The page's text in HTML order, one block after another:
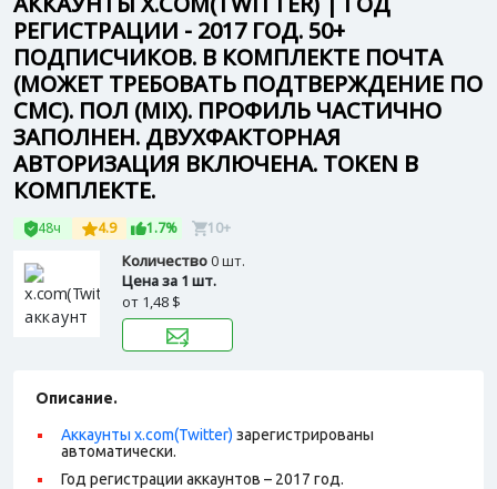
РЕГИСТРАЦИИ - 2017 ГОД. 50+
ПОДПИСЧИКОВ. В КОМПЛЕКТЕ ПОЧТА
(МОЖЕТ ТРЕБОВАТЬ ПОДТВЕРЖДЕНИЕ ПО
СМС). ПОЛ (MIX). ПРОФИЛЬ ЧАСТИЧНО
ЗАПОЛНЕН. ДВУХФАКТОРНАЯ
АВТОРИЗАЦИЯ ВКЛЮЧЕНА. TOKEN В
КОМПЛЕКТЕ.
48ч 4.9 1.7% 10+
Количество0 шт.
Цена за 1 шт.
от 1,48 $
Описание.
Аккаунты x.com(Twitter) зарегистрированы
автоматически.
Год регистрации аккаунтов – 2017 год.